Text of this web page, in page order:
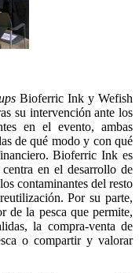
Bioferric Ink y Wefish
su intervención ante los
en el evento, ambas
de qué modo y con qué
Bioferric Ink es
en el desarrollo de
contaminantes del resto
Por su parte,
de la pesca que permite,
la compra-venta de
o compartir y valorar